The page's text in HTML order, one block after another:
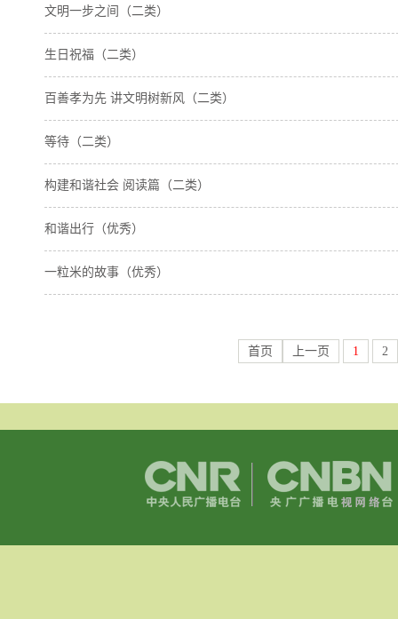
文明一步之间（二类）
生日祝福（二类）
百善孝为先 讲文明树新风（二类）
等待（二类）
构建和谐社会 阅读篇（二类）
和谐出行（优秀）
一粒米的故事（优秀）
首页 上一页 1 2